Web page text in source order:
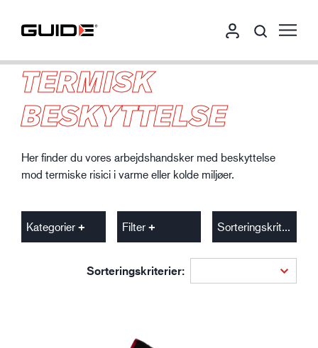
TERMISK
BESKYTTELSE
Her finder du vores arbejdshandsker med beskyttelse
mod termiske risici i varme eller kolde miljøer.
Kategorier Filter Sorteringskriterier
Sorteringskriterier: